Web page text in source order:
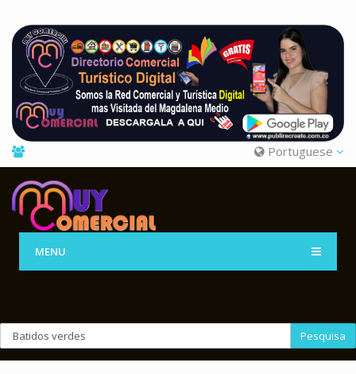
Portuguese
MENU
Pesquisa